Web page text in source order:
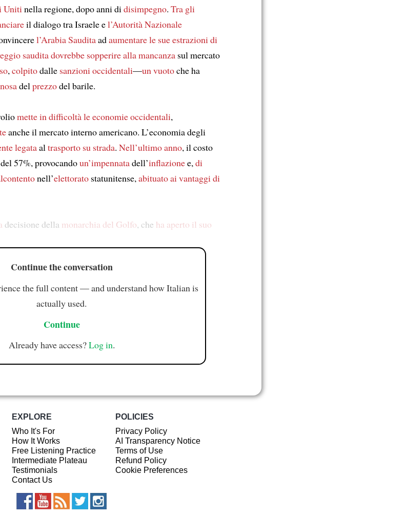
Uniti nella regione, dopo anni di disimpegno. Tra gli
il dialogo tra Israele el’Autorità Nazionale
l’Arabia Sauditaadaumentarele sue estrazioni di
sauditadovrebbe sopperire allamancanza sul mercato
, colpitodalle sanzioni occidentali—un vuotoche ha
del prezzodel barile.
mette in difficoltàle economie occidentali,
anche il mercato interno americano. L’economia degli
legataal trasporto su strada. Nell’ultimo anno, il costo
del 57%, provocandoun’impennatadell’inflazionee, di
nell’elettorato statunitense, abituato ai vantaggi di
decisione della monarchia del Golfo, che ha aperto il suo
Continue the conversation
the full content — and understand how Italian is
actually used.
Continue
Already have access?Log in.
EXPLORE
Who It's For
How It Works
Free Listening Practice
Intermediate Plateau
Testimonials
Contact Us
POLICIES
Privacy Policy
AI Transparency Notice
Terms of Use
Refund Policy
Cookie Preferences